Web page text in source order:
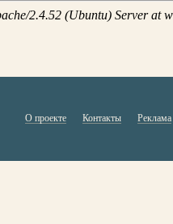
О проекте Контакты Реклама